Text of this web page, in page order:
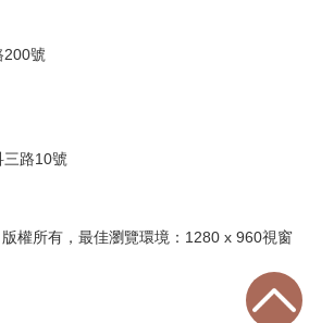
200號
三路10號
權所有，最佳瀏覽環境：1280 x 960視窗